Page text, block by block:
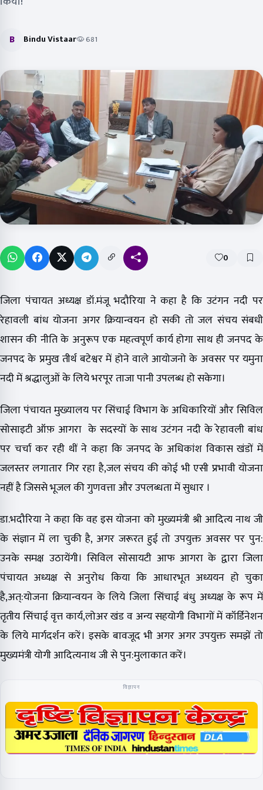
B Bindu Vistaar 681
0
जिला पंचायत अध्यक्ष डॉ.मंजू भदौरिया ने कहा है कि उटंगन नदी पर
रेहावली बांध योजना अगर क्रियान्वयन हो सकी तो जल संचय संबधी
शासन की नीति के अनुरूप एक महत्वपूर्ण कार्य होगा साथ ही जनपद के
जनपद के प्रमुख तीर्थ बटेश्वर में होने वाले आयोजनो के अवसर पर यमुना
नदी में श्रद्धालुओं के लिये भरपूर ताजा पानी उपलब्ध हो सकेगा।
जिला पंचायत मुख्यालय पर सिंचाई विभाग के अधिकारियों और सिविल
सोसाइटी ऑफ़ आगरा के सदस्यों के साथ उटंगन नदी के रेहावली बांध
पर चर्चा कर रही थीं ने कहा कि जनपद के अधिकांश विकास खंडों में
जलस्तर लगातार गिर रहा है,जल संचय की कोई भी एसी प्रभावी योजना
नहीं है जिससे भूजल की गुणवत्ता और उपलब्धता में सुधार ।
डा.भदौरिया ने कहा कि वह इस योजना को मुख्यमंत्री श्री आदित्य नाथ जी
के संज्ञान में ला चुकी है, अगर जरूरत हुई तो उपयुक्त अवसर पर पुन:
उनके समक्ष उठायेंगी। सिविल सोसायटी आफ आगरा के द्वारा जिला
पंचायत अध्यक्ष से अनुरोध किया कि आधारभूत अध्ययन हो चुका
है,अत्:योजना क्रियान्वयन के लिये जिला सिंचाई बंधु अध्यक्ष के रूप में
तृतीय सिंचाई वृत्त कार्य,लोअर खंड व अन्य सहयोगी विभागों में कॉर्डिनेशन
के लिये मार्गदर्शन करें। इसके बावजूद भी अगर अगर उपयुक्त समझें तो
मुख्यमंत्री योगी आदित्यनाथ जी से पुन:मुलाकात करें।
विज्ञापन